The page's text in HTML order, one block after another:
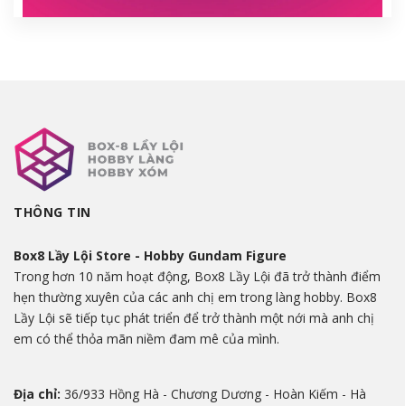
THÔNG TIN
Box8 Lầy Lội Store - Hobby Gundam Figure
Trong hơn 10 năm hoạt động, Box8 Lầy Lội đã trở thành điểm
hẹn thường xuyên của các anh chị em trong làng hobby. Box8
Lầy Lội sẽ tiếp tục phát triển để trở thành một nới mà anh chị
em có thể thỏa mãn niềm đam mê của mình.
Địa chỉ: 36/933 Hồng Hà - Chương Dương - Hoàn Kiếm - Hà